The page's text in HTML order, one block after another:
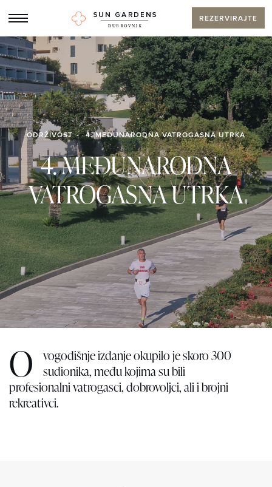
REZERVIRAJTE
ODRŽIVOST 4. MEĐUNARODNA VATROGASNA UTRKA
4. MEĐUNARODNA
VATROGASNA UTRKA
O
vogodišnje izdanje okupilo je skoro 300
sudionika, među kojima su bili
profesionalni vatrogasci, dobrovoljci, ali i brojni
rekreativci.